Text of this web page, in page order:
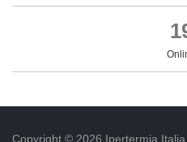
Copyright © 2026 Ipertermia